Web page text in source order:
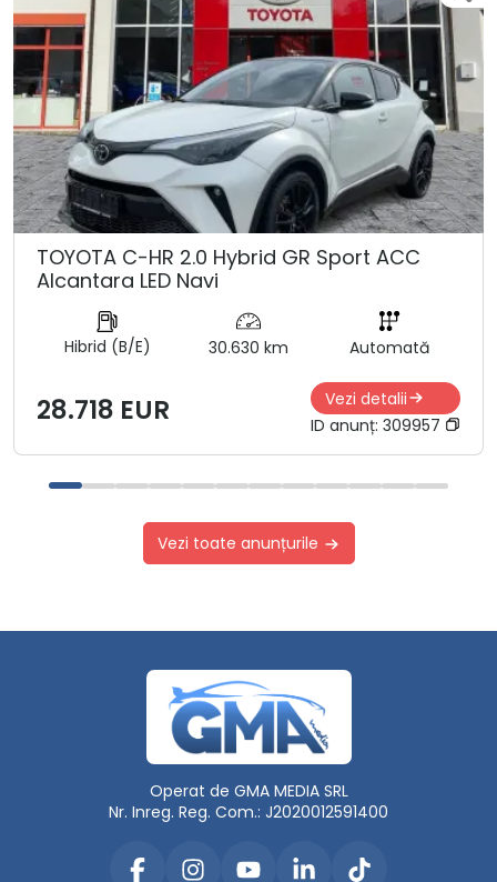
TOYOTA C-HR 2.0 Hybrid GR Sport ACC
Alcantara LED Navi
Hibrid (B/E) 30.630 km Automată
28.718 EUR
Vezi detalii
ID anunț: 309957
Vezi toate anunțurile
Operat de GMA MEDIA SRL
Nr. Inreg. Reg. Com.: J2020012591400